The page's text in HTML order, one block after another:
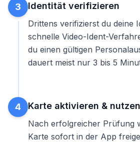
3 Identität verifizieren
Drittens verifizierst du deine
schnelle Video-Ident-
du einen gültigen
dauert meist nur 3 bis 5
4 Karte aktivieren & nutzen
Nach erfolgreicher Prüfung
Karte sofort in der App